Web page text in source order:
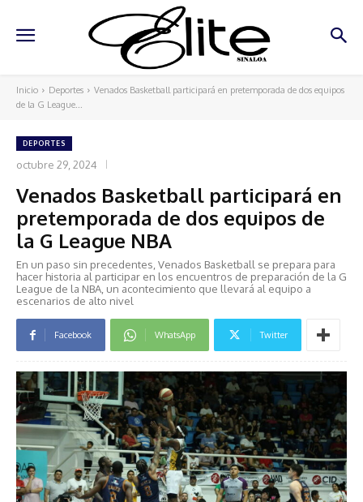
Inicio Deportes
Venados Basketball participará en pretemporada de dos equipos
de la G League...
DEPORTES
octubre 29, 2024
Venados Basketball participará en
pretemporada de dos equipos de
la G League NBA
En un paso sin precedentes, Venados Basketball se prepara para
hacer historia al participar en los encuentros de preparación de la G
League de la NBA, un acontecimiento que llevará al equipo a
escenarios de alto nivel
Facebook WhatsApp Twitter